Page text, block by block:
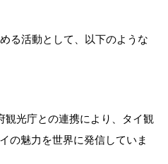
る活動として、以下のような
観光庁との連携により、タイ観
の魅力を世界に発信していま